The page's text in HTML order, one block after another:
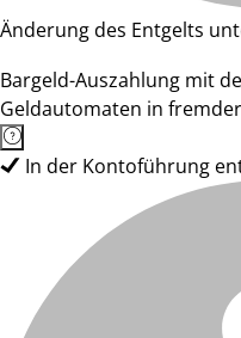
Änderung des Entgelts
Bargeld-Auszahlung mit
Geldautomaten in
In der Kontoführung